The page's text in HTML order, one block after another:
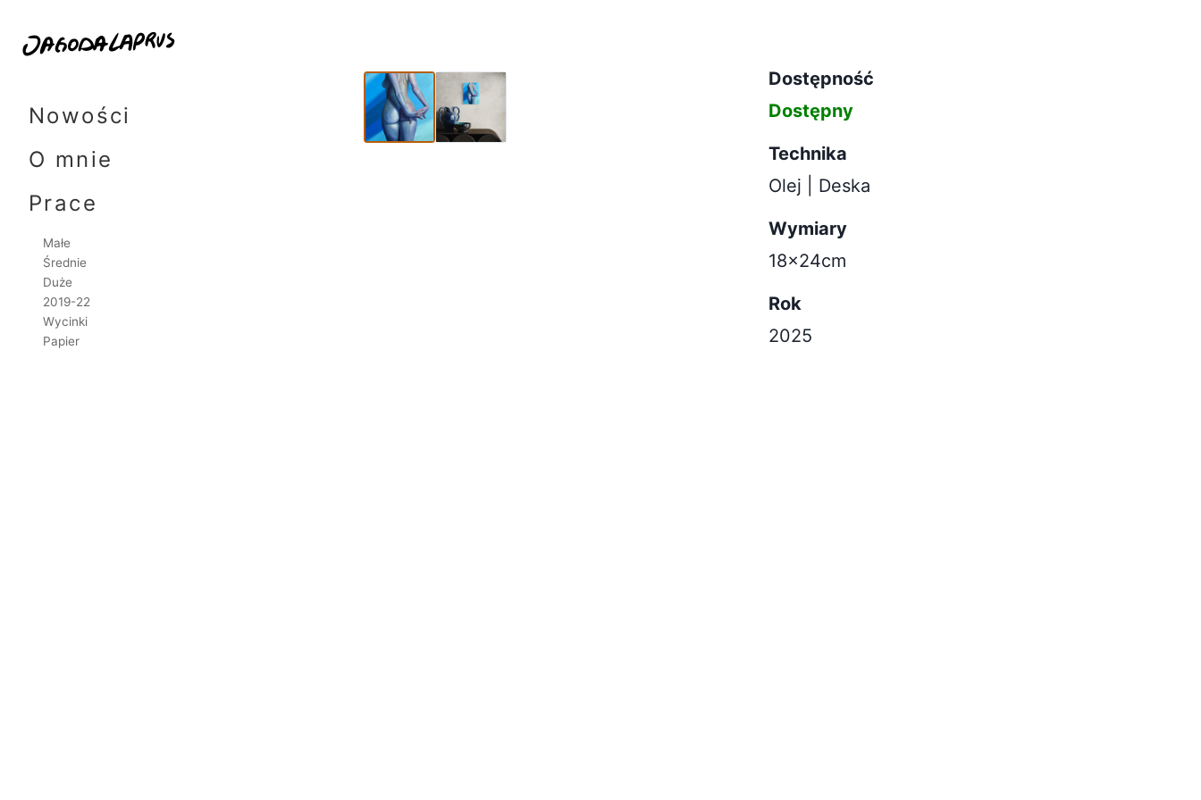
content
Nowości
O mnie
Prace
Małe
Średnie
Duże
2019-22
Wycinki
Papier
Dostępność
Dostępny
Technika
Olej | Deska
Wymiary
18x24cm
Rok
2025